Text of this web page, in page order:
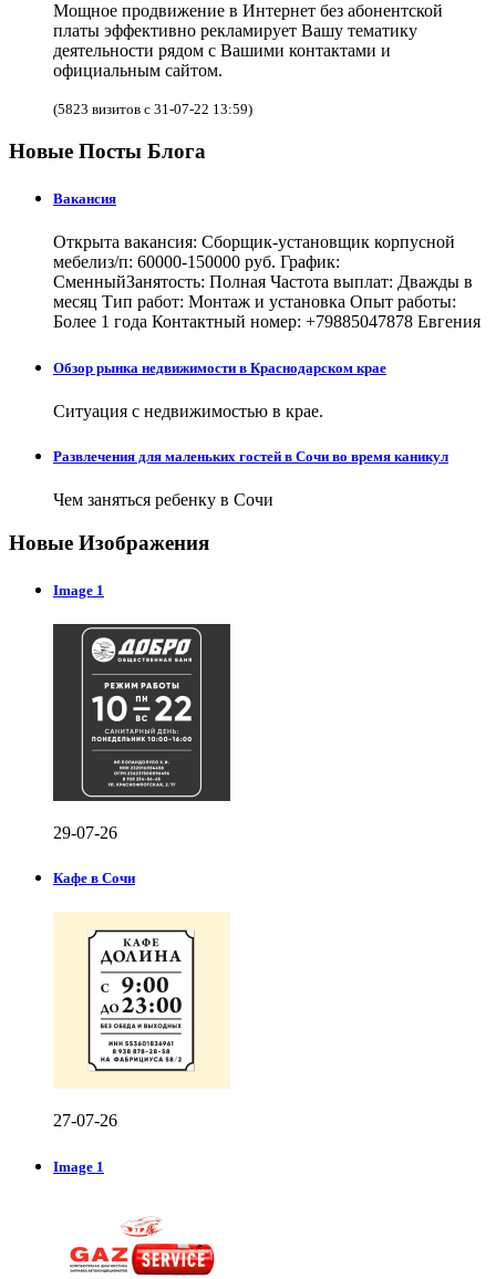
Мощное продвижение в Интернет без абонентской
платы эффективно рекламирует Вашу тематику
деятельности рядом с Вашими контактами и
официальным сайтом.
(5823 визитов с 31-07-22 13:59)
Новые Посты Блога
Вакансия
Открыта вакансия: Сборщик-установщик корпусной
мебелиз/п: 60000-150000 руб. График:
СменныйЗанятость: Полная Частота выплат: Дважды в
месяц Тип работ: Монтаж и установка Опыт работы:
Более 1 года Контактный номер: +79885047878 Евгения
Обзор рынка недвижимости в Краснодарском крае
Ситуация с недвижимостью в крае.
Развлечения для маленьких гостей в Сочи во время каникул
Чем заняться ребенку в Сочи
Новые Изображения
Image 1
29-07-26
Кафе в Сочи
27-07-26
Image 1